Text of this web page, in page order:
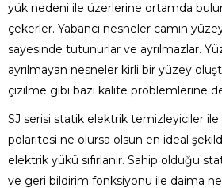
yük nedeni ile üzerlerine ortamda
çekerler. Yabancı nesneler camın
sayesinde tutunurlar ve ayrılmazlar.
ayrılmayan nesneler kirli bir yüzey
çizilme gibi bazı kalite problemlerine
SJ serisi statik elektrik temizleyiciler
polaritesi ne olursa olsun en ideal
elektrik yükü sıfırlanır. Sahip olduğu
ve geri bildirim fonksiyonu ile daima